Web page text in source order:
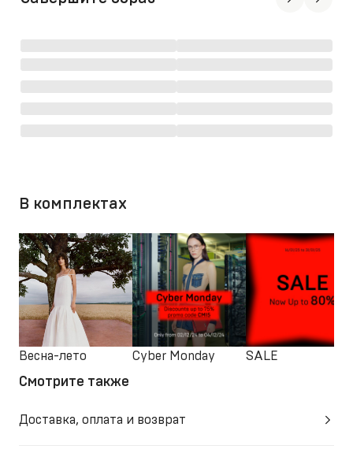
В комплектах
Весна-лето Cyber Monday SALE
Смотрите также
Доставка, оплата и возврат